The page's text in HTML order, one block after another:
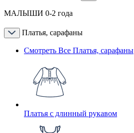
МАЛЫШИ 0-2 года
Платья, сарафаны
Смотреть Все Платья, сарафаны
Платья с длинный рукавом